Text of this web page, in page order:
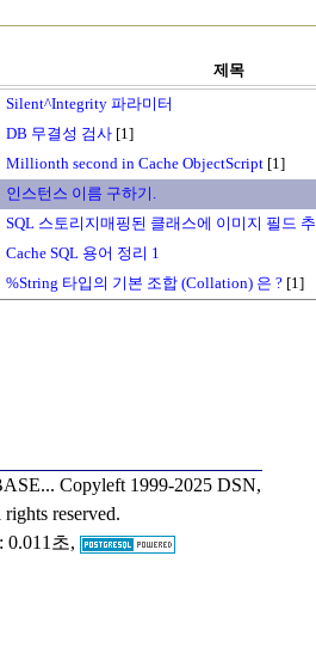
제목
Silent^Integrity 파라미터
DB 무결성 검사 [1]
Millionth second in Cache ObjectScript [1]
인스턴스 이름 구하기.
SQL 스토리지매핑된 클래스에 이미지 필드
Cache SQL 용어 정리 1
%String 타입의 기본 조합 (Collation) 은 ? [1]
Copyleft 1999-2025 DSN,
reserved.
0.011초,